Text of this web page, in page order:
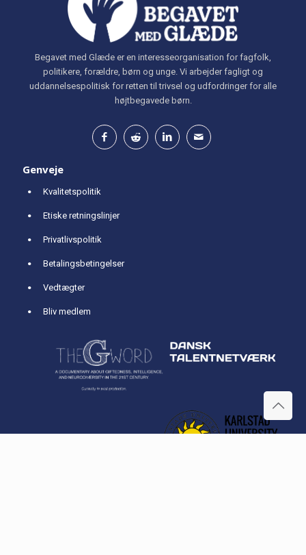
Begavet med Glæde er en interesseorganisation for fagfolk,
politikere, forældre, børn og unge. Vi arbejder fagligt og
uddannelsespolitisk for retten til trivsel og udfordringer for alle
højtbegavede børn.
Genveje
Kvalitetspolitik
Etiske retningslinjer
Privatlivspolitik
Betalingsbetingelser
Vedtægter
Bliv medlem